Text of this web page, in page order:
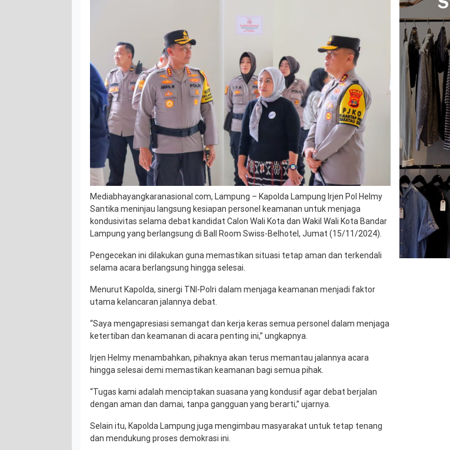
Mediabhayangkaranasional.com, Lampung – Kapolda Lampung Irjen Pol Helmy
Santika meninjau langsung kesiapan personel keamanan untuk menjaga
kondusivitas selama debat kandidat Calon Wali Kota dan Wakil Wali Kota Bandar
Lampung yang berlangsung di Ball Room Swiss-Belhotel, Jumat (15/11/2024).
Pengecekan ini dilakukan guna memastikan situasi tetap aman dan terkendali
selama acara berlangsung hingga selesai.
Menurut Kapolda, sinergi TNI-Polri dalam menjaga keamanan menjadi faktor
utama kelancaran jalannya debat.
“Saya mengapresiasi semangat dan kerja keras semua personel dalam menjaga
ketertiban dan keamanan di acara penting ini,” ungkapnya.
Irjen Helmy menambahkan, pihaknya akan terus memantau jalannya acara
hingga selesai demi memastikan keamanan bagi semua pihak.
“Tugas kami adalah menciptakan suasana yang kondusif agar debat berjalan
dengan aman dan damai, tanpa gangguan yang berarti,” ujarnya.
Selain itu, Kapolda Lampung juga mengimbau masyarakat untuk tetap tenang
dan mendukung proses demokrasi ini.